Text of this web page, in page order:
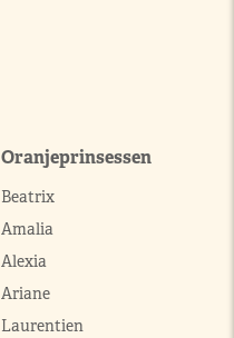
Oranjeprinsessen
Beatrix
Amalia
Alexia
Ariane
Laurentien